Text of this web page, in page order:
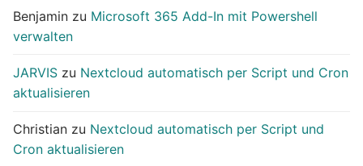
Benjamin zu Microsoft 365 Add-In mit Powershell
verwalten
JARVIS zu Nextcloud automatisch per Script und Cron
aktualisieren
Christian zu Nextcloud automatisch per Script und
Cron aktualisieren